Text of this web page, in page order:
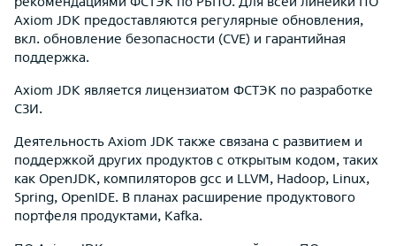
Axiom JDK предоставляются регулярные обновления,
вкл. обновление безопасности (CVE) и гарантийная
поддержка.
Axiom JDK является лицензиатом ФСТЭК по разработке
СЗИ.
Деятельность Axiom JDK также связана с развитием и
поддержкой других продуктов с открытым кодом, таких
как OpenJDK, компиляторов gcc и LLVM, Hadoop, Linux,
Spring, OpenIDE. В планах расширение продуктового
портфеля продуктами, Kafka.